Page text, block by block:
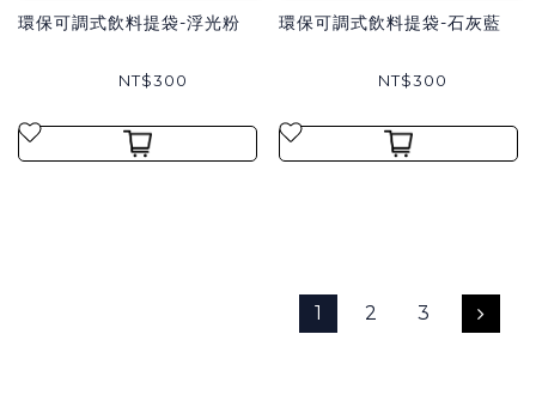
環保可調式飲料提袋-浮光粉
NT$300
環保可調式飲料提袋-石灰藍
NT$300
1 2 3